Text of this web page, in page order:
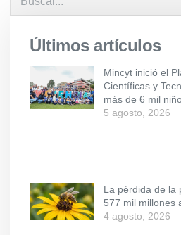
Últimos artículos
Mincyt inició el
Científicas y
más de 6 mil
5 agosto, 2026
La pérdida de la
577 mil millones
4 agosto, 2026